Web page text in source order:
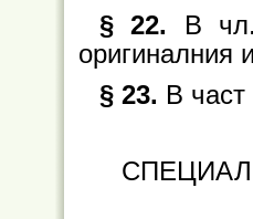
§ 22. В
оригиналния
§ 23. В част